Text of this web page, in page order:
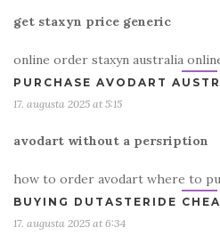
get staxyn price generic
online order staxyn australia
PURCHASE AVODART
17. augusta 2025 at 5:15
avodart without a persription
how to order avodart where to
BUYING DUTASTERIDE
17. augusta 2025 at 6:34